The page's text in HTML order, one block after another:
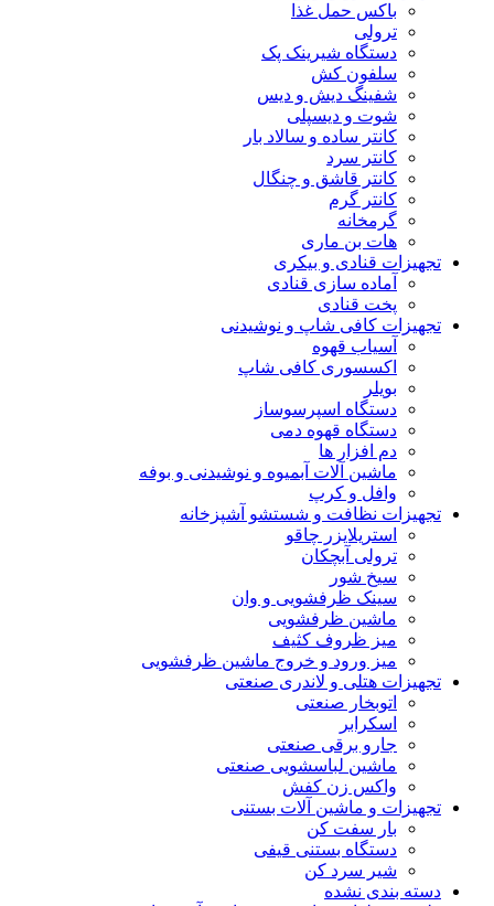
باکس حمل غذا
ترولی
دستگاه شیرینک پک
سلفون کش
شفینگ دیش و دیس
شوت و دیسپلی
کانتر ساده و سالاد بار
کانتر سرد
کانتر قاشق و چنگال
کانتر گرم
گرمخانه
هات بن ماری
تجهیزات قنادی و بیکری
آماده سازی قنادی
پخت قنادی
تجهیزات کافی شاپ و نوشیدنی
آسیاب قهوه
اکسسوری کافی شاپ
بویلر
دستگاه اسپرسوساز
دستگاه قهوه دمی
دم افزار ها
ماشین آلات آبمیوه و نوشیدنی و بوفه
وافل و کرپ
تجهیزات نظافت و شستشو آشپزخانه
استریلایزر چاقو
ترولی آبچکان
سیخ شور
سینک ظرفشویی و وان
ماشین ظرفشویی
میز ظروف کثیف
میز ورود و خروج ماشین ظرفشویی
تجهیزات هتلی و لاندری صنعتی
اتوبخار صنعتی
اسکرابر
جارو برقی صنعتی
ماشین لباسشویی صنعتی
واکس زن کفش
تجهیزات و ماشین آلات بستنی
بار سفت کن
دستگاه بستنی قیفی
شیر سرد کن
دسته بندی نشده